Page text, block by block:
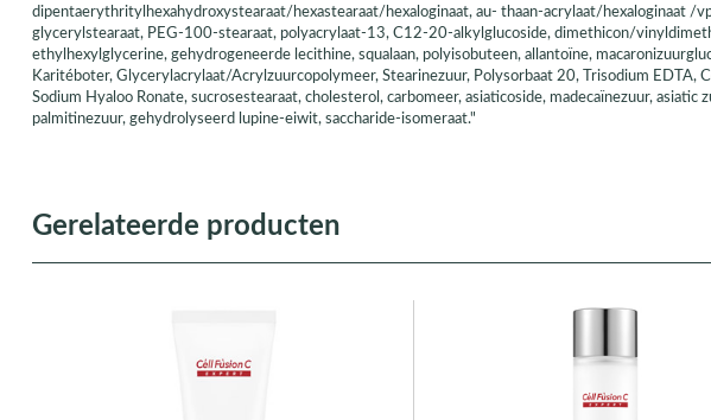
dipentaerythritylhexahydroxystearaat/hexastearaat/hexaloginaat, au- thaan-acrylaat/hexaloginaat /
glycerylstearaat, PEG-100-stearaat, polyacrylaat-13, C12-20-alkylglucoside, dimethicon/
ethylhexylglycerine, gehydrogeneerde lecithine, squalaan, polyisobuteen, allantoïne,
Karitéboter, Glycerylacrylaat/Acrylzuurcopolymeer, Stearinezuur, Polysorbaat 20, Trisodium EDTA,
Sodium Hyaloo Ronate, sucrosestearaat, cholesterol, carbomeer, asiaticoside, madecaïnezuur, asiatic
palmitinezuur, gehydrolyseerd lupine-eiwit, saccharide-isomeraat."
Gerelateerde producten